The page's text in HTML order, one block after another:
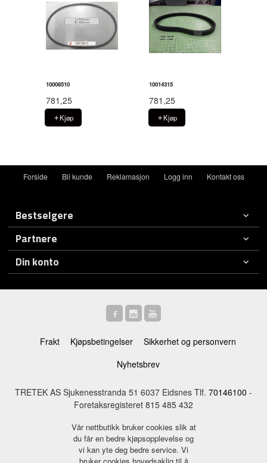
10008510
781,25
Kjøp
10014315
781,25
Kjøp
Forside Bli kunde Reklamasjon Logg inn Kontakt oss
Bestselgere
Partnere
Din konto
Frakt Kjøpsbetingelser
Sikkerhet og personvern
Nyhetsbrev
TRETEK AS Sjukenesstranda 51 6037 Eidsnes Tlf. 70146100 -
Foretaksregisteret 815 485 432
Vår nettbutikk bruker cookies slik at
du får en bedre kjøpsopplevelse og
vi kan yte deg bedre service. Vi